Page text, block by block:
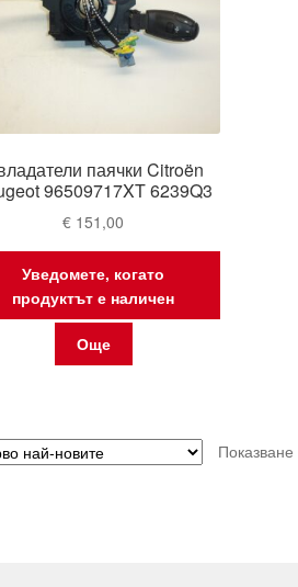
паячки Citroën
96509717XT 6239Q3
€ 151,00
Уведомете, когато
продуктът е наличен
Още